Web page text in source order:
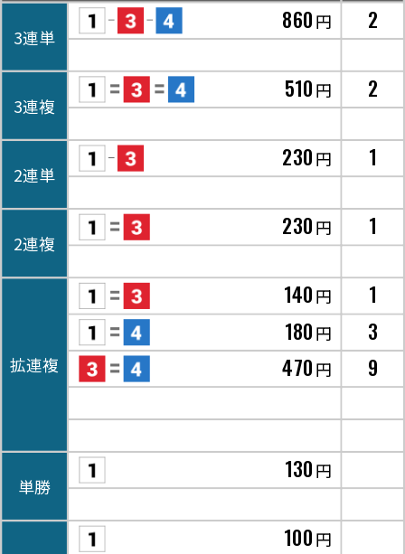
3連単
860円 2
3連複
510円 2
2連単
230円 1
2連複
230円 1
拡連複
140円
1
180円
3
470円 9
単勝
130円
100円